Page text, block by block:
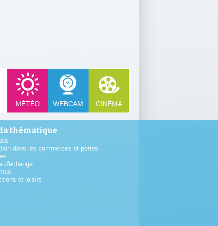
MÉTÉO WEBCAM CINÉMA
thématique
dans les commerces et portes
d'échange
et loisirs